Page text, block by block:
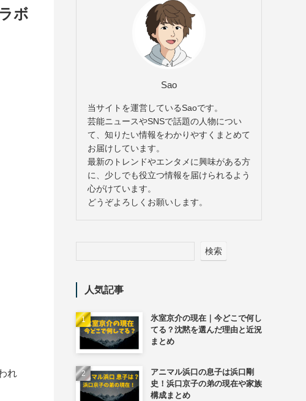
ボ
れ
Sao
当サイトを運営しているSaoです。
芸能ニュースやSNSで話題の人物につい
て、知りたい情報をわかりやすくまとめて
お届けしています。
最新のトレンドやエンタメに興味がある方
に、少しでも役立つ情報を届けられるよう
心がけています。
どうぞよろしくお願いします。
検索
人気記事
氷室京介の現在｜今どこで何し
てる？沈黙を選んだ理由と近況
まとめ
アニマル浜口の息子は浜口剛
史！浜口京子の弟の現在や家族
構成まとめ